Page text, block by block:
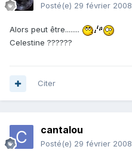
Posté(e) 29 février 2008
Alors peut être........
Celestine ??????
Citer
cantalou
Posté(e) 29 février 2008